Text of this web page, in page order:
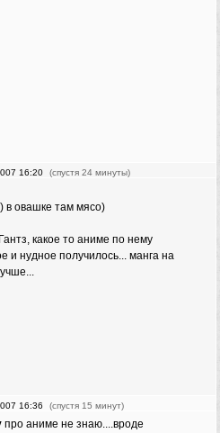
16:20 (спустя 24 минуты)
в овашке там мясо)
какое то аниме по нему
и нудное получилось... манга на
16:36 (спустя 15 минут)
про аниме не знаю....вроде